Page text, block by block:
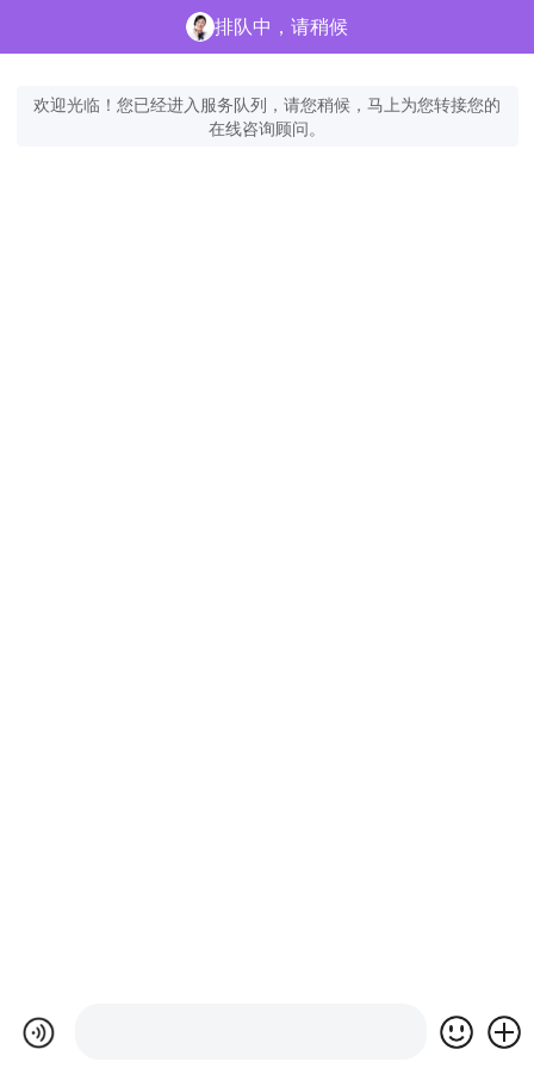
排队中，请稍候
欢迎光临！您已经进入服务队列，请您稍候，马上为您转接您的
在线咨询顾问。